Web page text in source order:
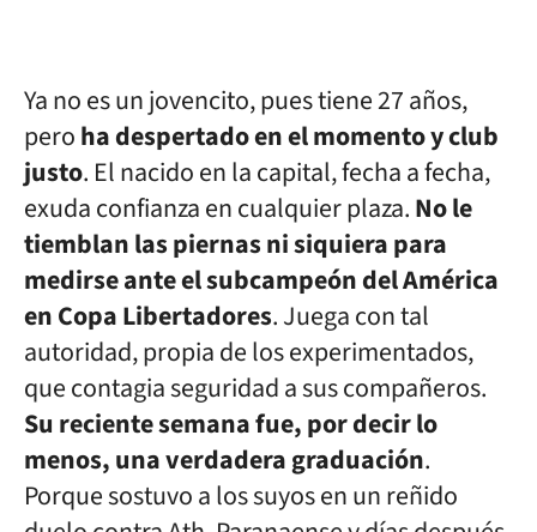
Ya no es un jovencito, pues tiene 27 años,
peroha despertado en el momento y club
justo. El nacido en la capital, fecha a fecha,
exuda confianza en cualquier plaza.No le
tiemblan las piernas ni siquiera para
medirse ante el subcampeón del América
en Copa Libertadores. Juega con tal
autoridad, propia de los experimentados,
que contagia seguridad a sus compañeros.
Su reciente semana fue, por decir lo
menos, una verdadera graduación.
Porque sostuvo a los suyos en un reñido